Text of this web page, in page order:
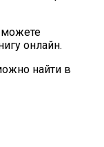
онлайн.
найти в